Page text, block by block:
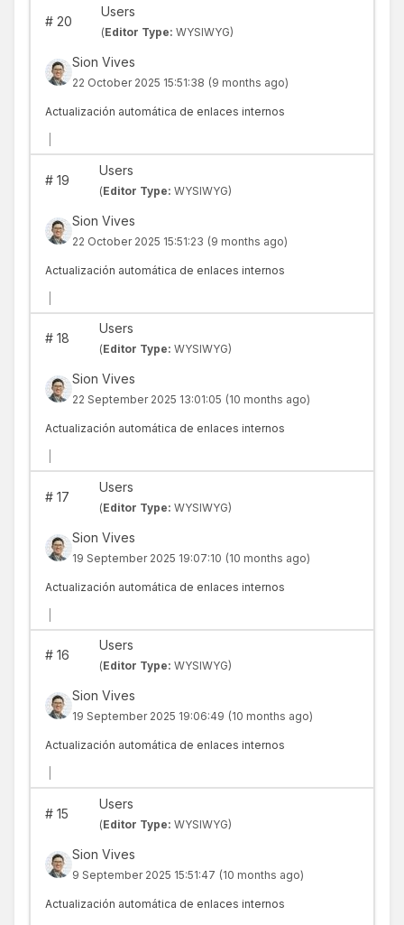
#20
Users
(Editor Type: WYSIWYG)
Sion Vives
22 October 2025 15:51:38 (9 months ago)
Actualización automática de enlaces internos
#19
Users
(Editor Type: WYSIWYG)
Sion Vives
22 October 2025 15:51:23 (9 months ago)
Actualización automática de enlaces internos
#18
Users
(Editor Type: WYSIWYG)
Sion Vives
22 September 2025 13:01:05 (10 months ago)
Actualización automática de enlaces internos
#17
Users
(Editor Type: WYSIWYG)
Sion Vives
19 September 2025 19:07:10 (10 months ago)
Actualización automática de enlaces internos
#16
Users
(Editor Type: WYSIWYG)
Sion Vives
19 September 2025 19:06:49 (10 months ago)
Actualización automática de enlaces internos
#15
Users
(Editor Type: WYSIWYG)
Sion Vives
9 September 2025 15:51:47 (10 months ago)
Actualización automática de enlaces internos